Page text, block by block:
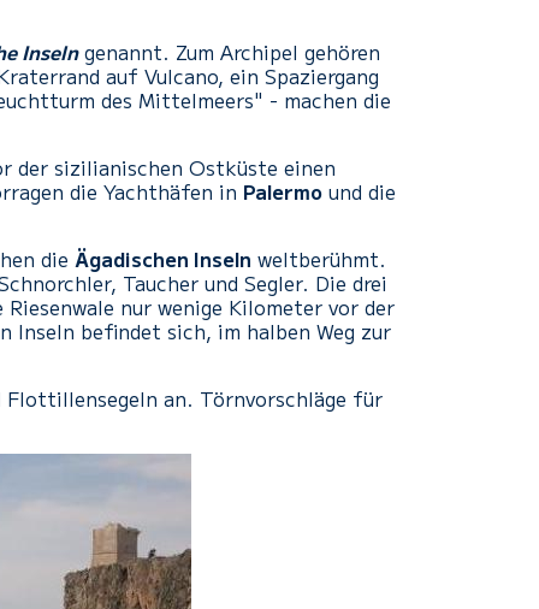
Inselngenannt. Zum Archipel gehören
auf Vulcano, ein Spaziergang
des Mittelmeers" - machen die
der sizilianischen Ostküste einen
die Yachthäfen in Palermo und die
die Ägadischen Inseln weltberühmt.
Taucher und Segler. Die drei
nur wenige Kilometer vor der
befindet sich, im halben Weg zur
Flottillensegeln an. Törnvorschläge für